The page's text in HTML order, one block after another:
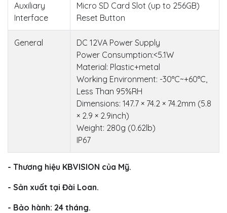
Auxiliary
Interface
Micro SD Card Slot (up to 256GB)
Reset Button
General
DC 12VA Power Supply
Power Consumption:<5.1W
Material: Plastic+metal
Working Environment: -30°C~+60°C,
Less Than 95%RH
Dimensions: 147.7 × 74.2 × 74.2mm (5.8
× 2.9 × 2.9inch)
Weight: 280g (0.62lb)
IP67
- Thương hiệu KBVISION của Mỹ.
- Sản xuất tại Đài Loan.
- Bảo hành: 24 tháng.